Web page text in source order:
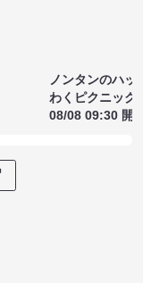
ノンタンのハッ
わくピクニック
08/08 09:30 開